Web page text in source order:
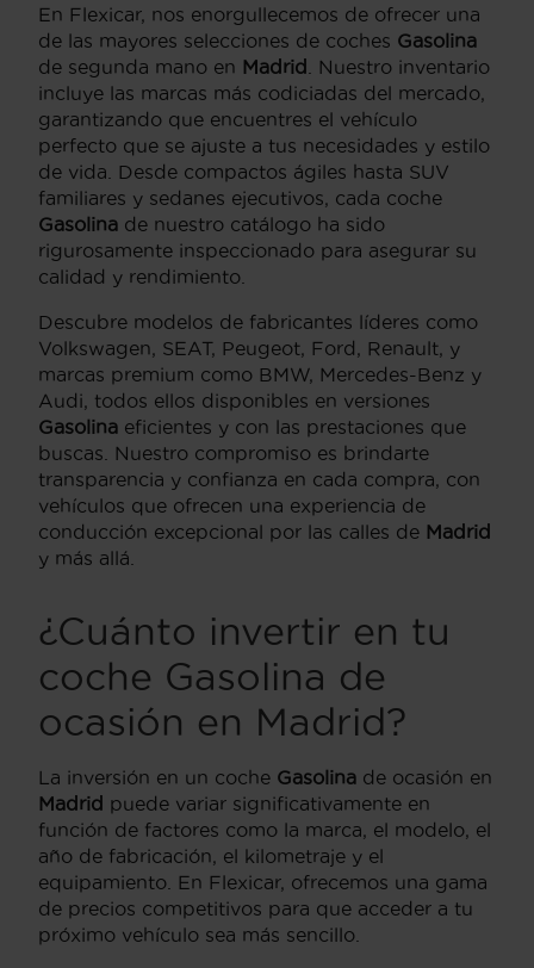
En Flexicar, nos enorgullecemos de ofrecer una
de las mayores selecciones de coches Gasolina
de segunda mano en Madrid
. Nuestro inventario
incluye las marcas más codiciadas del mercado,
garantizando que encuentres el vehículo
perfecto que se ajuste a tus necesidades y estilo
de vida. Desde compactos ágiles hasta SUV
familiares y sedanes ejecutivos, cada coche
Gasolina de nuestro catálogo ha sido
rigurosamente inspeccionado para asegurar su
calidad y rendimiento.
Descubre modelos de fabricantes líderes como
Volkswagen, SEAT, Peugeot, Ford, Renault, y
marcas premium como BMW, Mercedes-Benz y
Audi, todos ellos disponibles en versiones
Gasolina eficientes y con las prestaciones que
buscas. Nuestro compromiso es brindarte
transparencia y confianza en cada compra, con
vehículos que ofrecen una experiencia de
conducción excepcional por las calles de Madrid
y más allá.
¿Cuánto invertir en tu
coche Gasolina de
ocasión en Madrid?
La inversión en un coche Gasolina de ocasión en
Madrid puede variar significativamente en
función de factores como la marca, el modelo, el
año de fabricación, el kilometraje y el
equipamiento. En Flexicar, ofrecemos una gama
de precios competitivos para que acceder a tu
próximo vehículo sea más sencillo.